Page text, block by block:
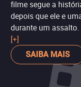
filme segue a
depois que ele e
durante um
mantém o público
filme. O elenco
especialmente
sequências de
[+]
SAIBA MAIS